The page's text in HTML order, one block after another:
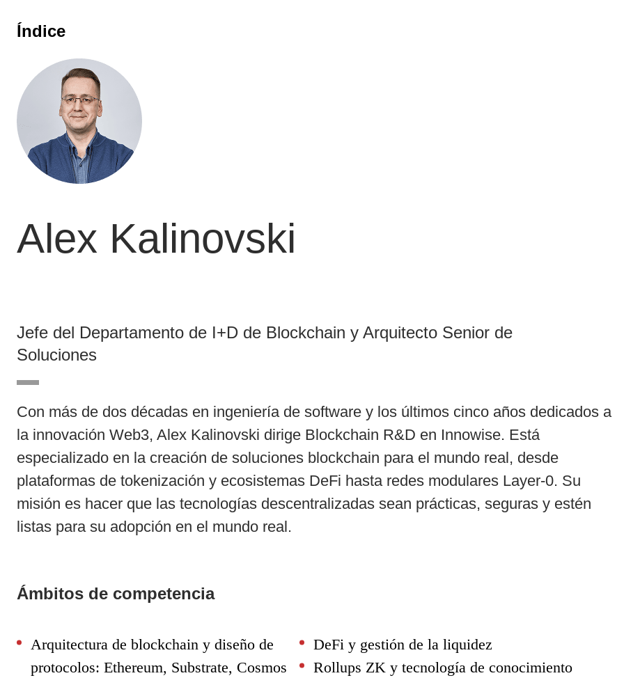
Índice
Alex Kalinovski
Jefe del Departamento de I+D de Blockchain y Arquitecto Senior de
Soluciones
Con más de dos décadas en ingeniería de software y los últimos cinco años dedicados a
la innovación Web3, Alex Kalinovski dirige Blockchain R&D en Innowise. Está
especializado en la creación de soluciones blockchain para el mundo real, desde
plataformas de tokenización y ecosistemas DeFi hasta redes modulares Layer-0. Su
misión es hacer que las tecnologías descentralizadas sean prácticas, seguras y estén
listas para su adopción en el mundo real.
Ámbitos de competencia
Arquitectura de blockchain y diseño de
protocolos: Ethereum, Substrate, Cosmos
DeFi y gestión de la liquidez
Rollups ZK y tecnología de conocimiento